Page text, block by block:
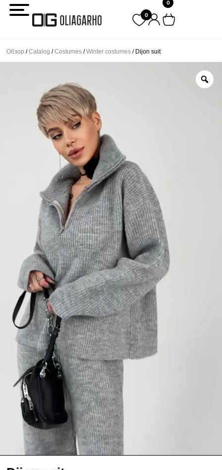
Перейти
0
0
Обзор /Catalog /Costumes /Winter costumes / Dijon suit